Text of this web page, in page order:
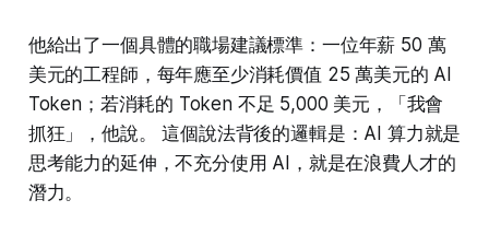
他給出了一個具體的職場建議標準：一位年薪 50 萬
美元的工程師，每年應至少消耗價值 25 萬美元的 AI
Token；若消耗的 Token 不足 5,000 美元，「我會
抓狂」，他說。 這個說法背後的邏輯是：AI 算力就是
思考能力的延伸，不充分使用 AI，就是在浪費人才的
潛力。